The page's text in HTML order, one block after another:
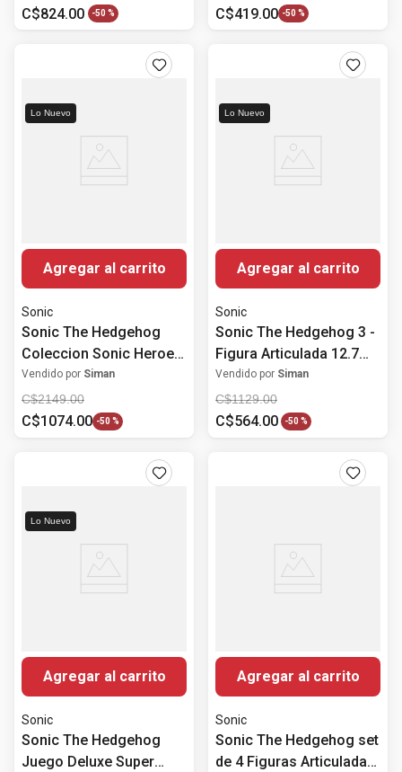
C$824.00 -50 % C$419.00 -50 %
Lo Nuevo
Agregar al carrito
Sonic
Sonic The Hedgehog
Coleccion Sonic Heroes
Figuras de 10.16 cm
Vendido por Siman
C$2149.00
C$1074.00 -50 %
Lo Nuevo
Agregar al carrito
Sonic
Sonic The Hedgehog 3 -
Figura Articulada 12.7
cm W4
Vendido por Siman
C$1129.00
C$564.00 -50 %
Lo Nuevo
Agregar al carrito
Sonic
Sonic The Hedgehog
Juego Deluxe Super
Agregar al carrito
Sonic
Sonic The Hedgehog set
de 4 Figuras Articuladas